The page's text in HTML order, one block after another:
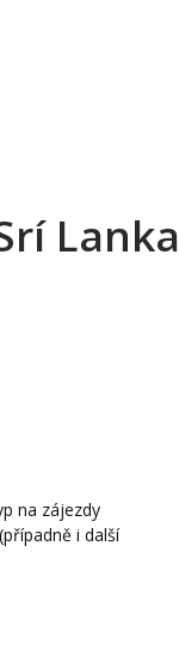
Lanka
na zájezdy
i další